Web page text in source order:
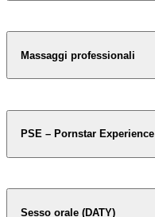
Accesso riservato
Alcuni contenuti non si
svelano a chiunque.
Massaggi professionali
PSE – Pornstar Experience
Sesso orale (DATY)